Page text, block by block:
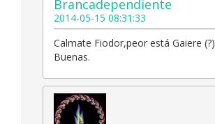
Brancadependiente
2014-05-15 08:31:33
Calmate Fiodor,peor está Gaiere (?)
Buenas.